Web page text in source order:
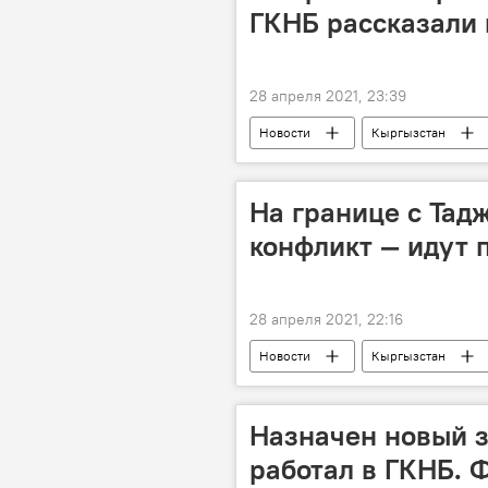
ГКНБ рассказали
28 апреля 2021, 23:39
Новости Кыргызстан
Таджикистан
граница
На границе с
конфликт — идут
28 апреля 2021, 22:16
Новости Кыргызстан
граница
конфликт
Назначен новый
работал в ГКНБ.